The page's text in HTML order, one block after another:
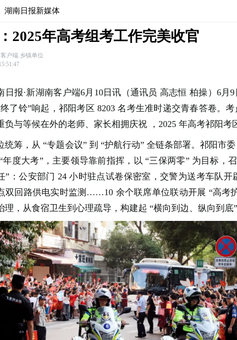
湖南日报新媒体
2025年高考组考工作完美收官
户端.乡镇单位
日报·新湖南客户端6月10日讯（通讯员 高志恒 柏操）6月
终了铃”响起，祁阳考区 8203 名考生准时递交青春答卷。
负与等候在外的老师、家长相拥庆祝 ，2025 年高考祁阳考
统筹，从 “专题会议” 到 “护航行动” 全链条部署。祁阳市
年度大考”，主要领导靠前指挥，以 “三保两零” 为目标，
”：公安部门 24 小时驻点试卷保密室，交警为送考车队开
双回路供电实时监测……10 余个联席单位联动开展 “高考
理，从食宿卫生到心理疏导，构建起 “横向到边、纵向到底”